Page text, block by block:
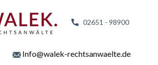
02651 - 98900
Info@walek-rechtsanwaelte.de